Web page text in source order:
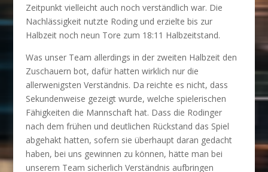
Zeitpunkt vielleicht auch noch verständlich war. Die
Nachlässigkeit nutzte Roding und erzielte bis zur
Halbzeit noch neun Tore zum 18:11 Halbzeitstand.
Was unser Team allerdings in der zweiten Halbzeit den
Zuschauern bot, dafür hatten wirklich nur die
allerwenigsten Verständnis. Da reichte es nicht, dass
Sekundenweise gezeigt wurde, welche spielerischen
Fähigkeiten die Mannschaft hat. Dass die Rodinger
nach dem frühen und deutlichen Rückstand das Spiel
abgehakt hatten, sofern sie überhaupt daran gedacht
haben, bei uns gewinnen zu können, hätte man bei
unserem Team sicherlich Verständnis aufbringen